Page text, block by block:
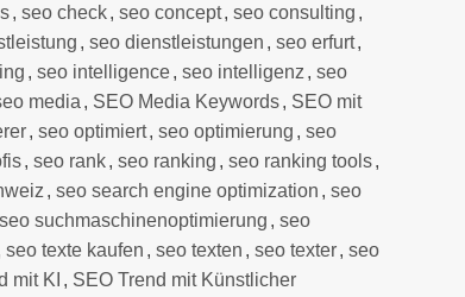
,seo check,seo concept,seo consulting ,
,seo dienstleistungen ,seo erfurt,
,seo intelligence,seo intelligenz ,seo
media , SEO Media Keywords, SEO mit
,seo optimiert,seo optimierung ,seo
,seo rank,seo ranking ,seo ranking tools,
,seo search engine optimization ,seo
seo suchmaschinenoptimierung ,seo
seo texte kaufen ,seo texten ,seo texter,seo
mit KI , SEO Trend mit Künstlicher